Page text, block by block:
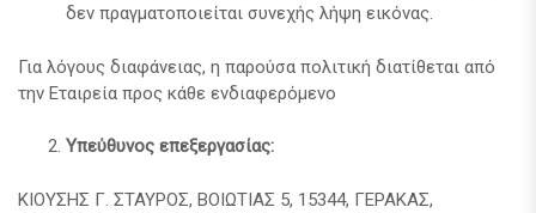
δεν πραγματοποιείται συνεχής λήψη εικόνας.
Για λόγους διαφάνειας, η παρούσα πολιτική διατίθεται από
την Εταιρεία προς κάθε ενδιαφερόμενο
Υπεύθυνος επεξεργασίας:
ΚΙΟΥΣΗΣ Γ. ΣΤΑΥΡΟΣ, ΒΟΙΩΤΙΑΣ 5, 15344, ΓΕΡΑΚΑΣ,